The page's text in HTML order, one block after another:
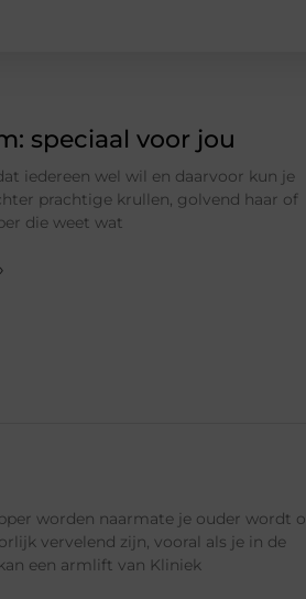
speciaal voor jou
iedereen wel wil en daarvoor kun je
prachtige krullen, golvend haar of
die weet wat
worden naarmate je ouder wordt
vervelend zijn, vooral als je in de
een armlift van Kliniek